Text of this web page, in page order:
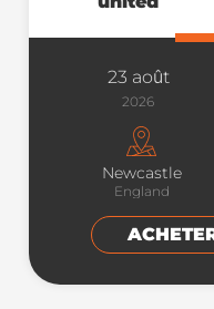
23 août
2026
Newcastle
England